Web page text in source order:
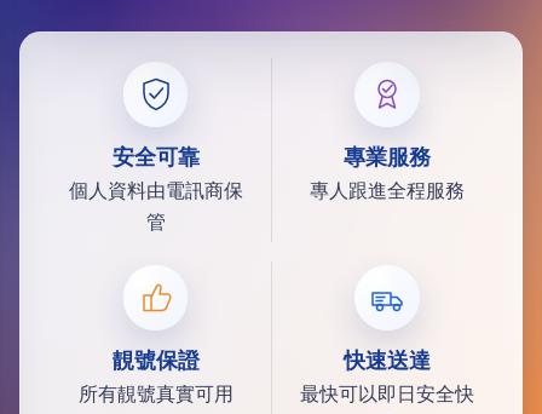
安全可靠
個人資料由電訊商保
管
專業服務
專人跟進全程服務
靚號保證
所有靚號真實可用
快速送達
最快可以即日安全快